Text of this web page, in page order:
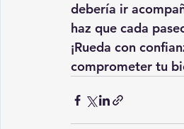
debería ir
haz que cada
¡Rueda con
comprometer tu